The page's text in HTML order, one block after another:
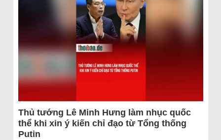
Thủ tướng Lê Minh Hưng làm nhục quốc
thể khi xin ý kiến chỉ đạo từ Tổng thống
Putin